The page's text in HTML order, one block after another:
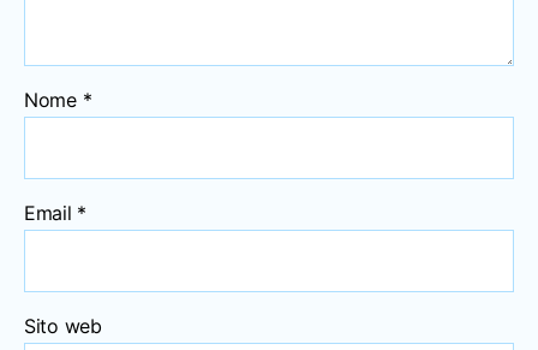
Nome *
Email *
Sito web